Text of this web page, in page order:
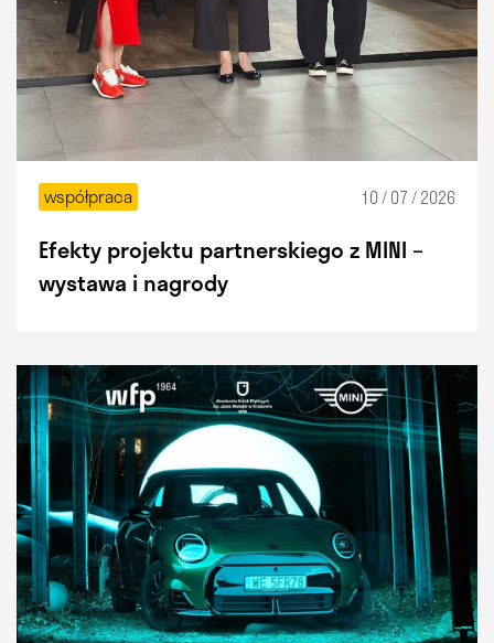
współpraca 10 / 07 / 2026
Efekty projektu partnerskiego z MINI –
wystawa i nagrody